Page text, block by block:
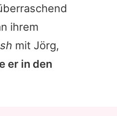
ihrem
mit Jörg,
er in den